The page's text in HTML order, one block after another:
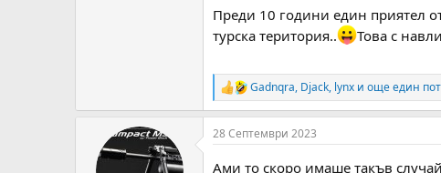
Преди 10 години един приятел
турска територия..
Това с
R
e
a
c
i
Gadnqra, Djack, lynx и още един
28 Септември 2023
Ами то скоро имаше такъв